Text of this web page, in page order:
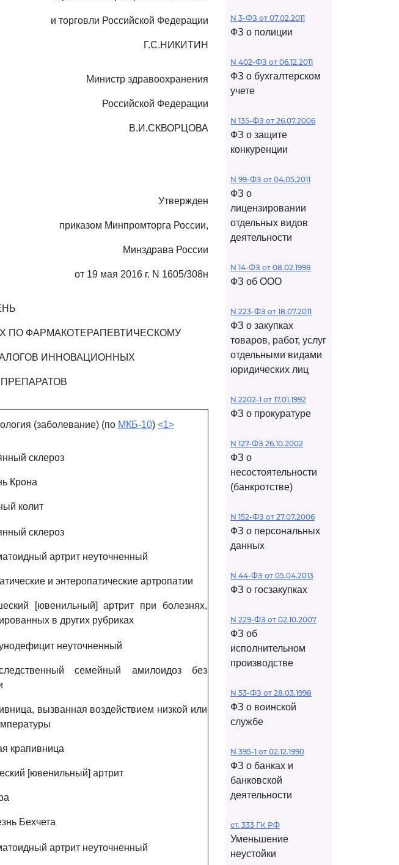
и торговли Российской Федерации
Г.С.НИКИТИН
Министр здравоохранения
Российской Федерации
В.И.СКВОРЦОВА
Утвержден
приказом Минпромторга России,
Минздрава России
от 19 мая 2016 г. N 1605/308н
ПО ФАРМАКОТЕРАПЕВТИЧЕСКОМУ
ИННОВАЦИОННЫХ
(заболевание) (по МКБ-10) <1>
склероз
Крона
колит
склероз
артрит неуточненный
и энтеропатические артропатии
[ювенильный] артрит при болезнях,
в других рубриках
неуточненный
семейный амилоидоз без
вызванная воздействием низкой или
крапивница
[ювенильный] артрит
Бехчета
артрит неуточненный
N 3-ФЗ от 07.02.2011
ФЗ о полиции
N 402-ФЗ от 06.12.2011
ФЗ о бухгалтерском
учете
N 135-ФЗ от 26.07.2006
ФЗ о защите
конкуренции
N 99-ФЗ от 04.05.2011
ФЗ о
лицензировании
отдельных видов
деятельности
N 14-ФЗ от 08.02.1998
ФЗ об ООО
N 223-ФЗ от 18.07.2011
ФЗ о закупках
товаров, работ, услуг
отдельными видами
юридических лиц
N 2202-1 от 17.01.1992
ФЗ о прокуратуре
N 127-ФЗ 26.10.2002
ФЗ о
несостоятельности
(банкротстве)
N 152-ФЗ от 27.07.2006
ФЗ о персональных
данных
N 44-ФЗ от 05.04.2013
ФЗ о госзакупках
N 229-ФЗ от 02.10.2007
ФЗ об
исполнительном
производстве
N 53-ФЗ от 28.03.1998
ФЗ о воинской
службе
N 395-1 от 02.12.1990
ФЗ о банках и
банковской
деятельности
ст. 333 ГК РФ
Уменьшение
неустойки